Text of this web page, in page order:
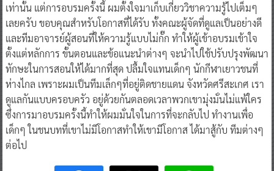
เท่านั้น แต่การอบรมครั้งนี้ ผมตั้งใจมาเก็บเกี่ยววิชาความรู้ไปเต็มๆ
เลยครับ ขอบคุณสำหรับโอกาสที่ได้รับ ทั้งคณะผู้จัดที่ดูแลเป็นอย่างดี
และทีมอาจารย์ผู้สอนที่ให้ความรู้แบบไม่กั๊ก ทำให้ผู้เข้าอบรมเข้าใจ
ตั้งแต่หลักการ ขั้นตอนและข้อแนะนำต่างๆ จะนำไปใช้ปรับปรุงพัฒนา
ทักษะในการสอนให้ได้มากที่สุด ปลื้มใจแทนเด็กๆ นักกีฬาเยาวชนที่
ห่างไกล เพราะผมเป็นทีมเล็กๆที่อยู่ติดชายแดน จังหวัดศรีสะเกศ เรา
ดูแลกันแบบครอบครัว อยู่ด้วยกันตลอดเวลาพวกเขามุ่งมั่นไม่แพ้ใคร
ซึ่งการมาอบรมครั้งนี้ทำให้ผมมั่นใจในการที่จะกลับไป ทำงานเพื่อ
เด็กๆ ในชนบทที่เขาไม่มีโอกาสทำให้เขามีโอกาส ได้มาสู้กับ ทีมต่างๆ
ต่อไป